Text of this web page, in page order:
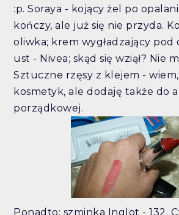
:p. Soraya - kojący żel po
kończy, ale już się nie przyda.
oliwka; krem wygładzający pod
ust - Nivea; skąd się wziął? Nie
Sztuczne rzęsy z klejem -
kosmetyk, ale dodaję także do
porządkowej.
Ponadto: szminka Inglot - 132.